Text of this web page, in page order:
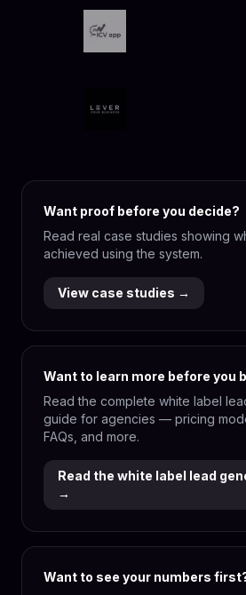
Want proof before you decide?
Read real case studies showing
achieved using the system.
View case studies →
Want to learn more before you
Read the complete white label
guide for agencies — pricing
FAQs, and more.
Read the white label lead
→
Want to see your numbers